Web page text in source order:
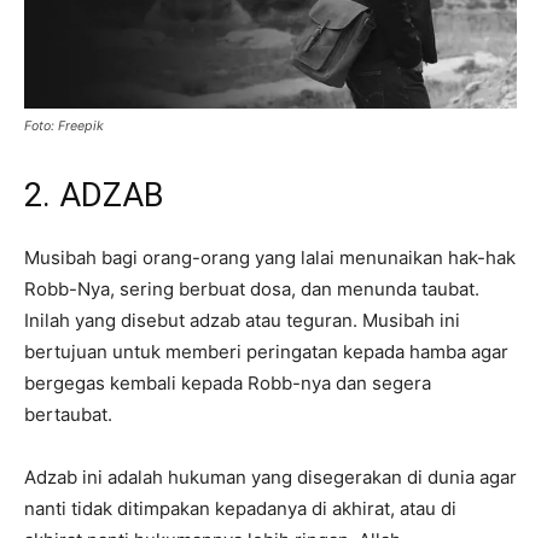
Foto: Freepik
2. ADZAB
Musibah bagi orang-orang yang lalai menunaikan hak-hak
Robb-Nya, sering berbuat dosa, dan menunda taubat.
Inilah yang disebut adzab atau teguran. Musibah ini
bertujuan untuk memberi peringatan kepada hamba agar
bergegas kembali kepada Robb-nya dan segera
bertaubat.
Adzab ini adalah hukuman yang disegerakan di dunia agar
nanti tidak ditimpakan kepadanya di akhirat, atau di